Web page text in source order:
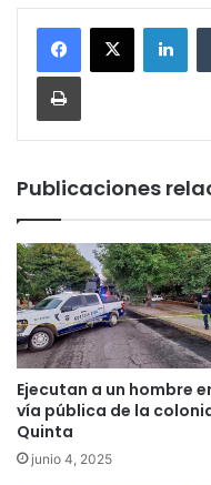
Imprimir
Publicaciones
Ejecutan a un hombre
vía pública de la
Quinta
junio 4, 2025